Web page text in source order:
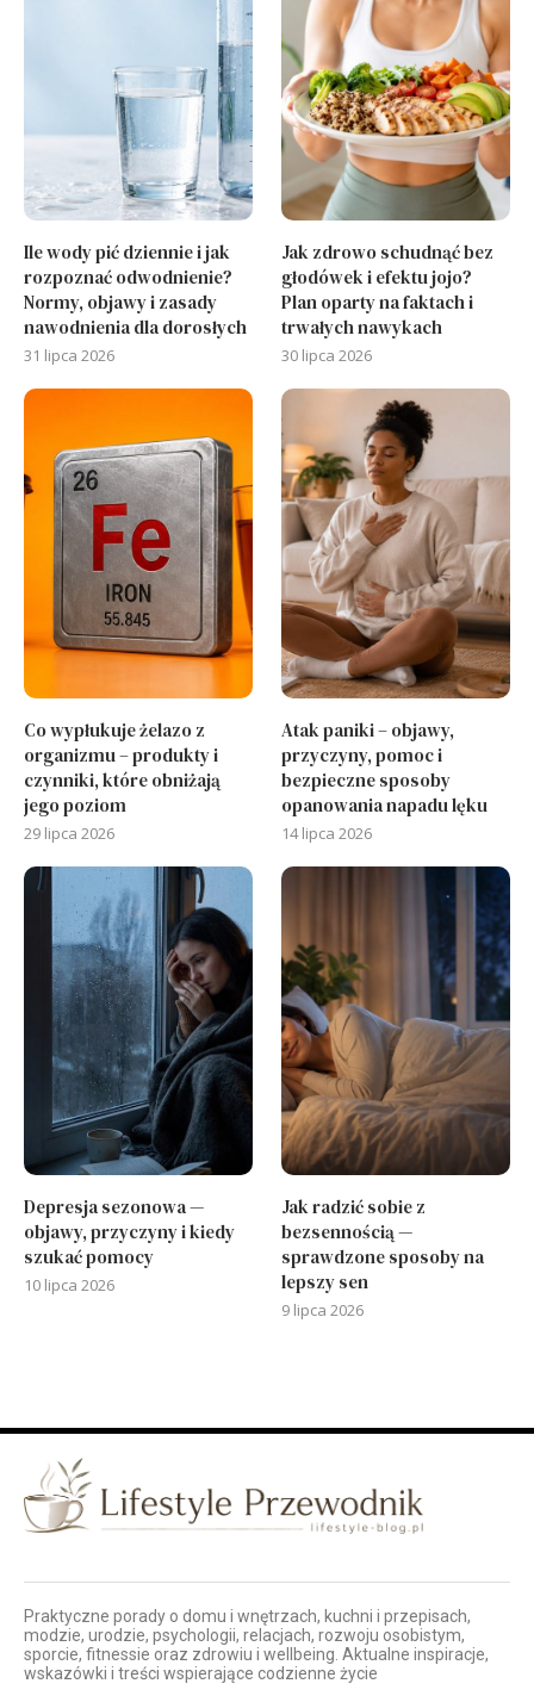
Ile wody pić dziennie i jak
rozpoznać odwodnienie?
Normy, objawy i zasady
nawodnienia dla dorosłych
31 lipca 2026
Jak zdrowo schudnąć bez
głodówek i efektu jojo?
Plan oparty na faktach i
trwałych nawykach
30 lipca 2026
Co wypłukuje żelazo z
organizmu – produkty i
czynniki, które obniżają
jego poziom
29 lipca 2026
Atak paniki – objawy,
przyczyny, pomoc i
bezpieczne sposoby
opanowania napadu lęku
14 lipca 2026
Depresja sezonowa —
objawy, przyczyny i kiedy
szukać pomocy
10 lipca 2026
Jak radzić sobie z
bezsennością —
sprawdzone sposoby na
lepszy sen
9 lipca 2026
Praktyczne porady o domu i wnętrzach, kuchni i przepisach,
modzie, urodzie, psychologii, relacjach, rozwoju osobistym,
sporcie, fitnessie oraz zdrowiu i wellbeing. Aktualne inspiracje,
wskazówki i treści wspierające codzienne życie